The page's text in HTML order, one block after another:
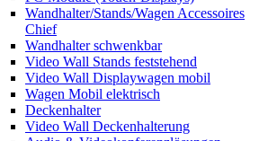
Wandhalter/Stands/Wagen Accessoires
Chief
Wandhalter schwenkbar
Video Wall Stands feststehend
Video Wall Displaywagen mobil
Wagen Mobil elektrisch
Deckenhalter
Video Wall Deckenhalterung